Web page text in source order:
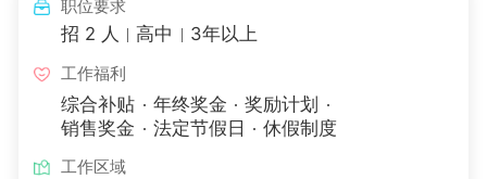
职位要求
招 2 人 高中 3年以上
工作福利
综合补贴 年终奖金
奖励计划
销售奖金
法定节假日 休假制度
工作区域